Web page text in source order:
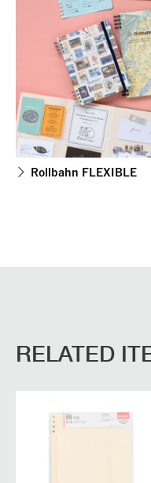
Rollbahn FLEXIBLE
RELATED